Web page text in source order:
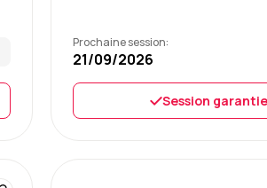
Prochaine session:
21/09/2026
Session